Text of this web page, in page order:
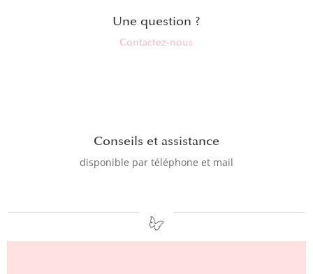
Une question ?
Contactez-nous
Conseils et assistance
disponible par téléphone et mail